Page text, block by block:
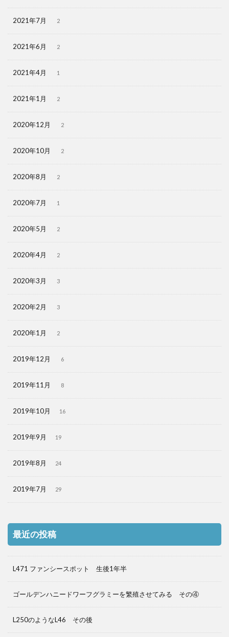
2021年7月 2
2021年6月 2
2021年4月 1
2021年1月 2
2020年12月 2
2020年10月 2
2020年8月 2
2020年7月 1
2020年5月 2
2020年4月 2
2020年3月 3
2020年2月 3
2020年1月 2
2019年12月 6
2019年11月 8
2019年10月 16
2019年9月 19
2019年8月 24
2019年7月 29
最近の投稿
L471 ファンシースポット 生後1年半
ゴールデンハニードワーフグラミーを繁殖させてみる その④
L250のようなL46 その後